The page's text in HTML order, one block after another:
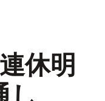
休明
し